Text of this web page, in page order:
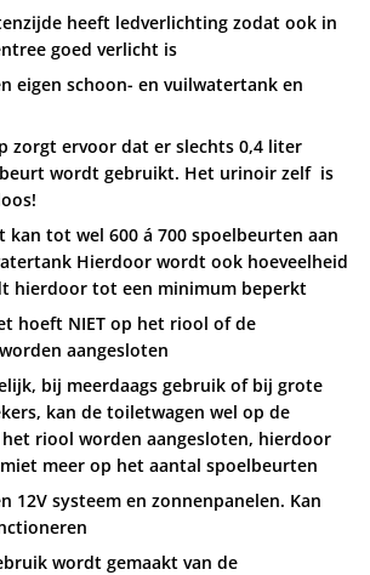
heeft ledverlichting zodat ook in
goed verlicht is
eigen schoon- en vuilwatertank en
zorgt ervoor dat er slechts 0,4 liter
wordt gebruikt. Het urinoir zelf is
kan tot wel 600 á 700 spoelbeurten aan
Hierdoor wordt ook hoeveelheid
hierdoor tot een minimum beperkt
hoeft NIET op het riool of de
aangesloten
bij meerdaags gebruik of bij grote
kan de toiletwagen wel op de
riool worden aangesloten, hierdoor
meer op het aantal spoelbeurten
12V systeem en zonnenpanelen. Kan
wordt gemaakt van de